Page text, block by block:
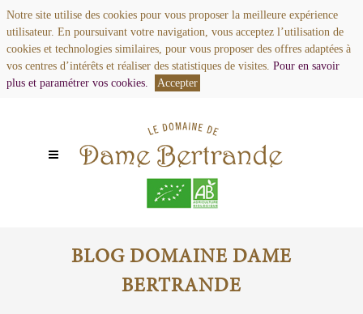
Notre site utilise des cookies pour vous proposer la meilleure expérience
utilisateur. En poursuivant votre navigation, vous acceptez l’utilisation de
cookies et technologies similaires, pour vous proposer des offres adaptées à
vos centres d’intérêts et réaliser des statistiques de visites. Pour en savoir
plus et paramétrer vos cookies.
Accepter
BLOG DOMAINE DAME
BERTRANDE